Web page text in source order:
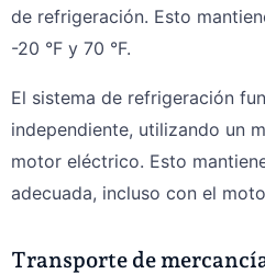
de refrigeración. Esto
-20 °F y 70 °F.
El sistema de refrigeración
independiente, utilizando un
motor eléctrico. Esto
adecuada, incluso con el
Transporte de